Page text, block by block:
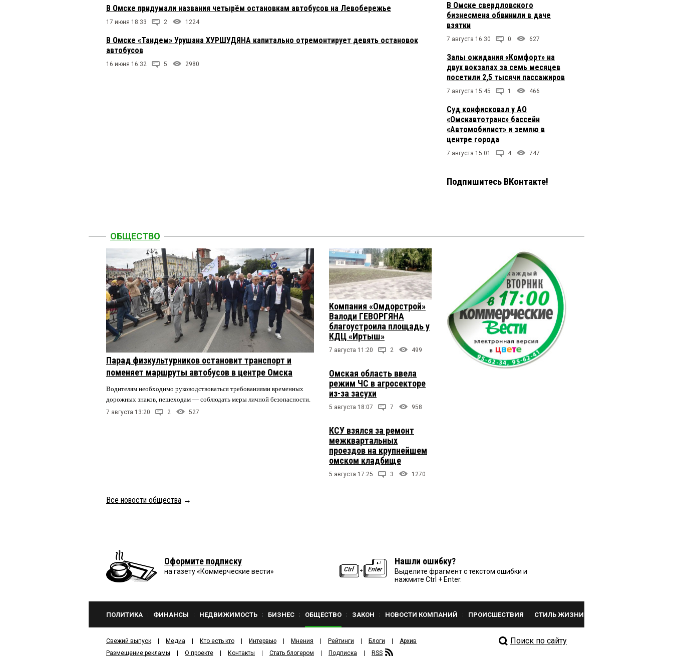
В Омске придумали названия четырём остановкам автобусов на Левобережье
17 июня 18:33 2 1224
В Омске «Тандем» Урушана ХУРШУДЯНА капитально отремонтирует девять остановок
автобусов
16 июня 16:32 5 2980
В Омске свердловского
бизнесмена обвинили в даче
взятки
7 августа 16:30 0 627
Залы ожидания «Комфорт» на
двух вокзалах за семь месяцев
посетили 2,5 тысячи пассажиров
7 августа 15:45 1 466
Суд конфисковал у АО
«Омскавтотранс» бассейн
«Автомобилист» и землю в
центре города
7 августа 15:01 4 747
Подпишитесь ВКонтакте!
ОБЩЕСТВО
Парад физкультурников остановит транспорт и
поменяет маршруты автобусов в центре Омска
Водителям необходимо руководствоваться требованиями временных
дорожных знаков, пешеходам — соблюдать меры личной безопасности.
7 августа 13:20 2 527
Компания «Омдорстрой»
Валоди ГЕВОРГЯНА
благоустроила площадь у
КДЦ «Иртыш»
7 августа 11:20 2 499
Омская область ввела
режим ЧС в агросекторе
из-за засухи
5 августа 18:07 7 958
КСУ взялся за ремонт
межквартальных
проездов на крупнейшем
омском кладбище
5 августа 17:25 3 1270
Все новости общества →
Оформите подписку
на газету «Коммерческие вести»
Нашли ошибку?
Выделите фрагмент с текстом ошибки и
нажмите Ctrl + Enter.
ПОЛИТИКА ФИНАНСЫ НЕДВИЖИМОСТЬ БИЗНЕС ОБЩЕСТВО ЗАКОН НОВОСТИ КОМПАНИЙ ПРОИСШЕСТВИЯ СТИЛЬ ЖИЗНИ
Свежий выпуск Медиа Кто есть кто Интервью Мнения Рейтинги Блоги
Архив
Размещение рекламы
О проекте Контакты Стать блогером Подписка RSS
Поиск по сайту